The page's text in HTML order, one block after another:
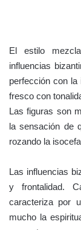
El estilo
influencias
perfección con la
fresco con
Las figuras son
la sensación de
rozando la
Las influencias
y frontalidad.
caracteriza por
mucho la